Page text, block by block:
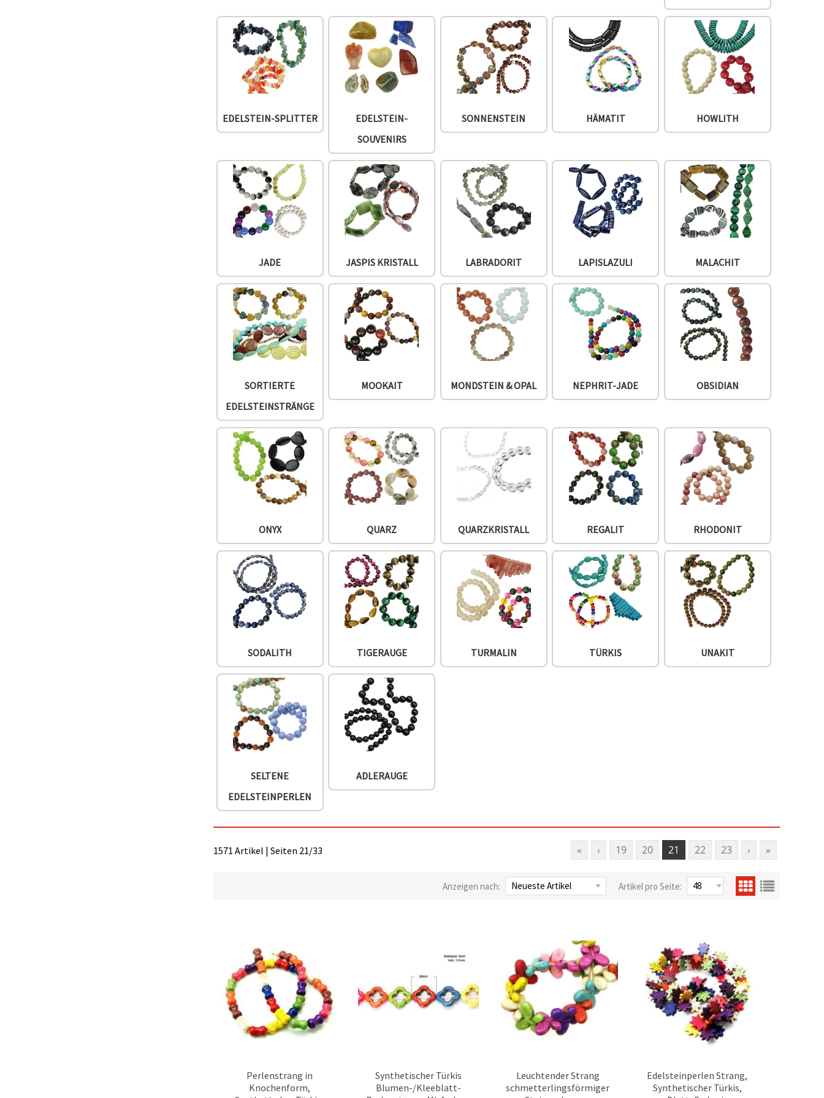
EDELSTEIN-SPLITTER
EDELSTEIN-
SOUVENIRS
SONNENSTEIN HÄMATIT HOWLITH
JADE JASPIS KRISTALL LABRADORIT LAPISLAZULI MALACHIT
SORTIERTE
EDELSTEINSTRÄNGE
MOOKAIT MONDSTEIN & OPAL NEPHRIT-JADE OBSIDIAN
ONYX QUARZ QUARZKRISTALL REGALIT RHODONIT
SODALITH TIGERAUGE TURMALIN TÜRKIS UNAKIT
SELTENE
EDELSTEINPERLEN
ADLERAUGE
« ‹ 19 20 21 22 23 › »
1571 Artikel | Seiten 21/33
Anzeigen nach: Artikel pro Seite:
Perlenstrang in
Knochenform,
Synthetischer Türkis
Blumen-/Kleeblatt-
Leuchtender Strang
schmetterlingsförmiger
Edelsteinperlen Strang,
Synthetischer Türkis,